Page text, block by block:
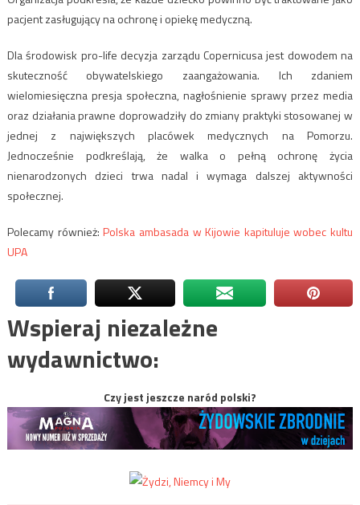
pacjent zasługujący na ochronę i opiekę medyczną.
Dla środowisk pro-life decyzja zarządu Copernicusa jest dowodem na
skuteczność obywatelskiego zaangażowania. Ich zdaniem
wielomiesięczna presja społeczna, nagłośnienie sprawy przez media
oraz działania prawne doprowadziły do zmiany praktyki stosowanej w
jednej z największych placówek medycznych na Pomorzu.
Jednocześnie podkreślają, że walka o pełną ochronę życia
nienarodzonych dzieci trwa nadal i wymaga dalszej aktywności
społecznej.
Polecamy również:Polska ambasada w Kijowie kapituluje wobec kultu
UPA
Wspieraj niezależne
wydawnictwo:
Czy jest jeszcze naród polski?